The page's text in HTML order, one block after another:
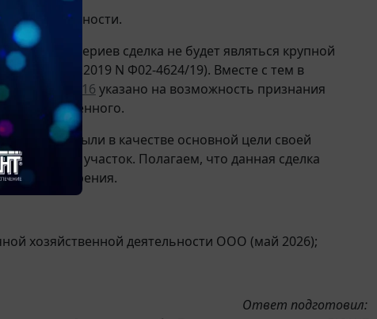
деятельности.
из критериев сделка не будет являться крупной
от 26.09.2019 N Ф02-4624/19). Вместе с тем в
305-ЭС24-8216 указано на возможность признания
количественного.
прибыли в качестве основной цели своей
участок. Полагаем, что данная сделка
одобрения.
хозяйственной деятельности ООО (май 2026);
Ответ подготовил: